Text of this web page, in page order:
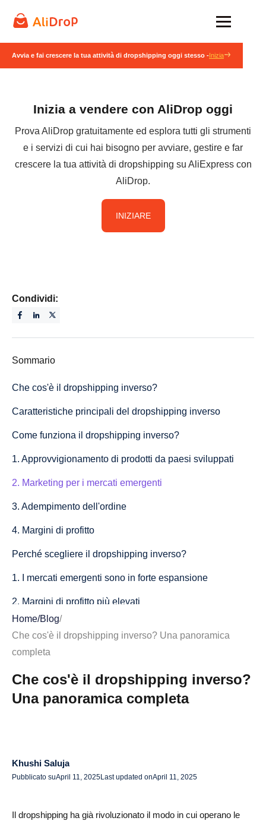
Avvia e fai crescere la tua attività di dropshipping oggi stesso -Inizia
Inizia a vendere con AliDrop oggi
Prova AliDrop gratuitamente ed esplora tutti gli strumenti
e i servizi di cui hai bisogno per avviare, gestire e far
crescere la tua attività di dropshipping su AliExpress con
AliDrop.
INIZIARE
Condividi:
Sommario
Che cos'è il dropshipping inverso?
Caratteristiche principali del dropshipping inverso
Come funziona il dropshipping inverso?
1. Approvvigionamento di prodotti da paesi sviluppati
2. Marketing per i mercati emergenti
3. Adempimento dell'ordine
4. Margini di profitto
Perché scegliere il dropshipping inverso?
1. I mercati emergenti sono in forte espansione
2. Margini di profitto più elevati
3. Meno concorrenza
4. Differenziazione del marchio
Vantaggi del dropshipping inverso
1. Accesso a mercati non sfruttati
Sfide del dropshipping inverso
2. Ricerche di mercato
Home/Blog/
Che cos'è il dropshipping inverso? Una panoramica
completa
Che cos'è il dropshipping inverso?
Una panoramica completa
Khushi Saluja
Pubblicato suApril 11, 2025Last updated onApril 11, 2025
Il dropshipping ha già rivoluzionato il modo in cui operano le